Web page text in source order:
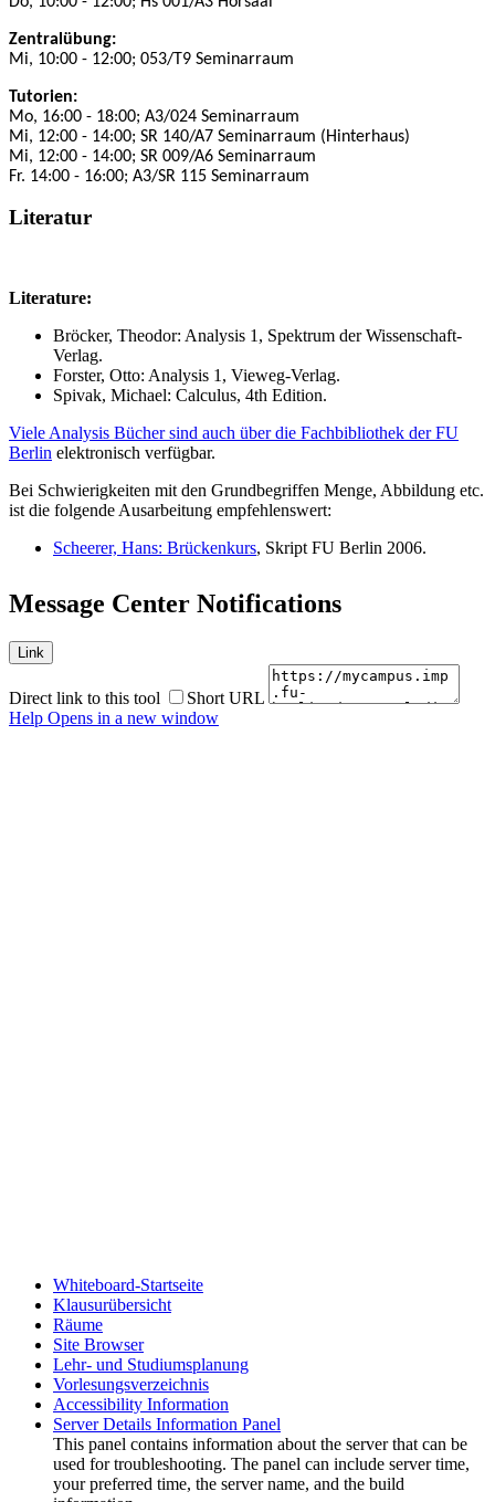
Zentralübung:
Mi, 10:00 - 12:00; 053/T9 Seminarraum
Tutorien:
Mo, 16:00 - 18:00; A3/024 Seminarraum
Mi, 12:00 - 14:00; SR 140/A7 Seminarraum (Hinterhaus)
Mi, 12:00 - 14:00; SR 009/A6 Seminarraum
Fr. 14:00 - 16:00; A3/SR 115 Seminarraum
Literatur
Literature:
Bröcker, Theodor: Analysis 1, Spektrum der Wissenschaft-
Verlag.
Forster, Otto: Analysis 1, Vieweg-Verlag.
Spivak, Michael: Calculus, 4th Edition.
Viele Analysis Bücher sind auch über die Fachbibliothek der FU
Berlin elektronisch verfügbar.
Bei Schwierigkeiten mit den Grundbegriffen Menge, Abbildung etc.
ist die folgende Ausarbeitung empfehlenswert:
Scheerer, Hans: Brückenkurs, Skript FU Berlin 2006.
Message Center Notifications
Link
Direct link to this tool
Short URL
Help Opens in a new window
Whiteboard-Startseite
Klausurübersicht
Räume
Site Browser
Lehr- und Studiumsplanung
Vorlesungsverzeichnis
Accessibility Information
Server Details Information Panel
This panel contains information about the server that can be
used for troubleshooting. The panel can include server time,
your preferred time, the server name, and the build